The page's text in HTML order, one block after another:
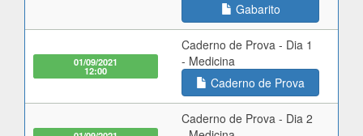
Gabarito
01/09/2021
12:00
Caderno de Prova - Dia 1
- Medicina
Caderno de Prova
Caderno de Prova - Dia 2